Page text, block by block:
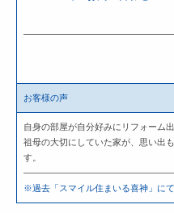
お客様の声
自身の部屋が自分好みにリフォーム
祖母の大切にしていた家が、思い出
す。
※過去「スマイル住まいる喜神」にて